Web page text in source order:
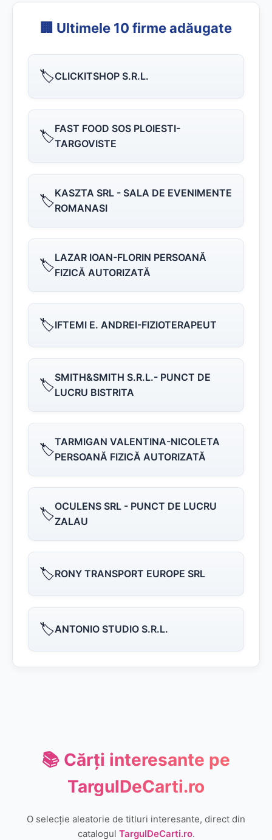
🏢 Ultimele 10 firme adăugate
🏷️CLICKITSHOP S.R.L.
🏷️FAST FOOD SOS PLOIESTI-
TARGOVISTE
🏷️KASZTA SRL - SALA DE EVENIMENTE
ROMANASI
🏷️LAZAR IOAN-FLORIN PERSOANĂ
FIZICĂ AUTORIZATĂ
🏷️IFTEMI E. ANDREI-FIZIOTERAPEUT
🏷️SMITH&SMITH S.R.L.- PUNCT DE
LUCRU BISTRITA
🏷️TARMIGAN VALENTINA-NICOLETA
PERSOANĂ FIZICĂ AUTORIZATĂ
🏷️OCULENS SRL - PUNCT DE LUCRU
ZALAU
🏷️RONY TRANSPORT EUROPE SRL
🏷️ANTONIO STUDIO S.R.L.
📚 Cărți interesante pe
TargulDeCarti.ro
O selecție aleatorie de titluri interesante, direct din
catalogul TargulDeCarti.ro.